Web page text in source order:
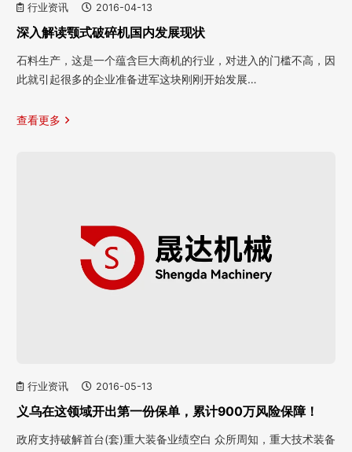
行业资讯 2016-04-13
深入解读颚式破碎机国内发展现状
石料生产，这是一个蕴含巨大商机的行业，对进入的门槛不高，因
此就引起很多的企业准备进军这块刚刚开始发展…
查看更多
行业资讯 2016-05-13
义乌在这领域开出第一份保单，累计900万风险保障！
政府支持破解首台(套)重大装备业绩空白 众所周知，重大技术装备